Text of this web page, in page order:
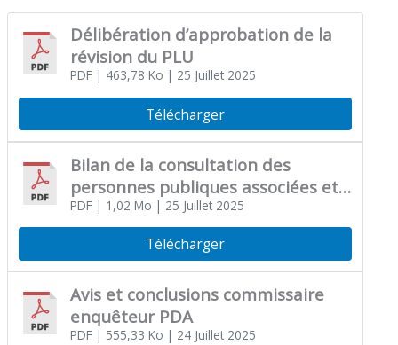
Délibération d’approbation de la
révision du PLU
PDF| 463,78 Ko | 25 Juillet 2025
Télécharger
Bilan de la consultation des
personnes publiques associées et
de l’enquête publique
PDF| 1,02 Mo | 25 Juillet 2025
Télécharger
Avis et conclusions commissaire
enquêteur PDA
PDF| 555,33 Ko | 24 Juillet 2025